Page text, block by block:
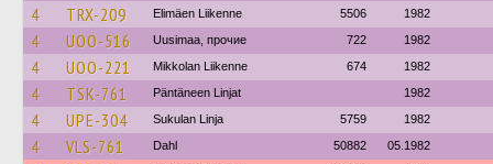
4 TRX-209 Elimäen Liikenne 5506 1982
4 UOO-516 Uusimaa, прочие 722 1982
4 UOO-221 Mikkolan Liikenne 674 1982
4 TSK-761 Päntäneen Linjat 1982
4 UPE-304 Sukulan Linja 5759 1982
4 VLS-761 Dahl 50882 05.1982